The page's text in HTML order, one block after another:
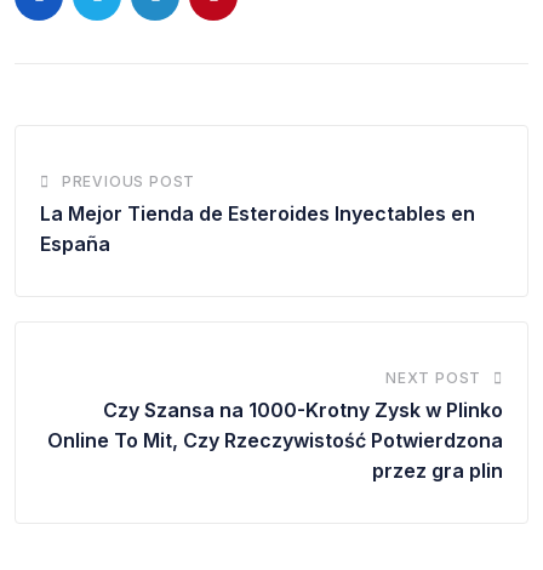
PREVIOUS POST
La Mejor Tienda de Esteroides Inyectables en
España
NEXT POST
Czy Szansa na 1000-Krotny Zysk w Plinko
Online To Mit, Czy Rzeczywistość Potwierdzona
przez gra plin